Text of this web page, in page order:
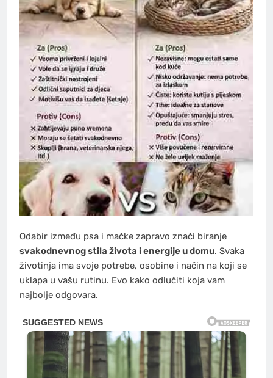
Odabir između psa i mačke zapravo znači biranje
svakodnevnog stila života i energije u domu. Svaka
životinja ima svoje potrebe, osobine i način na koji se
uklapa u vašu rutinu. Evo kako odlučiti koja vam
najbolje odgovara.